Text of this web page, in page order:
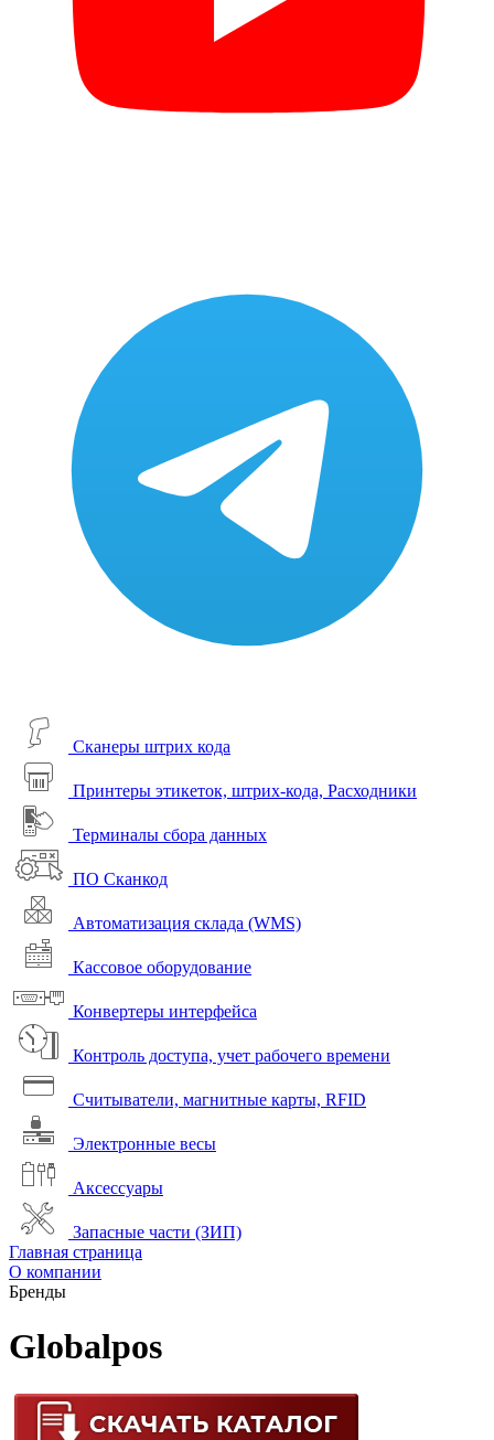
Сканеры штрих кода
Принтеры этикеток, штрих-кода, Расходники
Терминалы сбора данных
ПО Сканкод
Автоматизация склада (WMS)
Кассовое оборудование
Конвертеры интерфейса
Контроль доступа, учет рабочего времени
Считыватели, магнитные карты, RFID
Электронные весы
Аксессуары
Запасные части (ЗИП)
Главная страница
О компании
Бренды
Globalpos